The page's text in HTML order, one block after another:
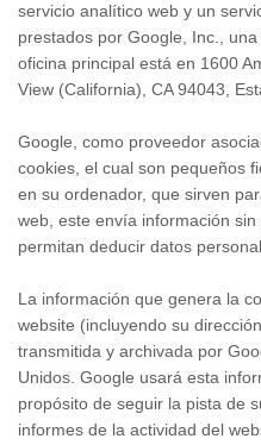
servicio analítico web y un
prestados por Google, Inc.,
oficina principal está en 1600
View (California), CA 94043,
Google, como proveedor
cookies, el cual son pequeños
en su ordenador, que sirven
web, este envía información
permitan deducir datos
La información que genera la
website (incluyendo su
transmitida y archivada por
Unidos. Google usará esta
propósito de seguir la pista de
informes de la actividad del